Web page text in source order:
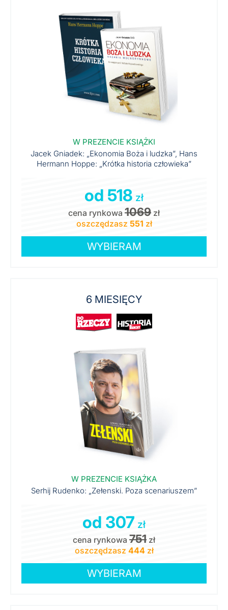
W PREZENCIE KSIĄŻKI
Jacek Gniadek: „Ekonomia Boża i ludzka”, Hans
Hermann Hoppe: „Krótka historia człowieka”
od 518 zł
cena rynkowa 1069 zł
oszczędzasz 551 zł
WYBIERAM
6 MIESIĘCY
W PREZENCIE KSIĄŻKA
Serhij Rudenko: „Zełenski. Poza scenariuszem”
od 307 zł
cena rynkowa 751 zł
oszczędzasz 444zł
WYBIERAM